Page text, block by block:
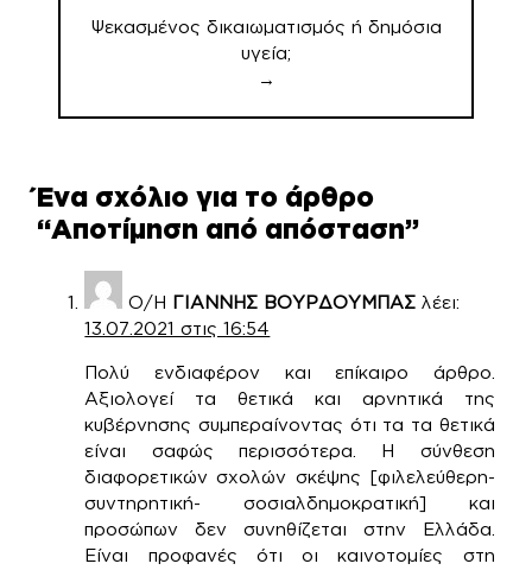
Ψεκασμένος δικαιωματισμός ή δημόσια
υγεία;
→
Ένα σχόλιο για το άρθρο
“Αποτίμηση από απόσταση”
Ο/Η ΓΙΑΝΝΗΣ ΒΟΥΡΔΟΥΜΠΑΣ λέει:
13.07.2021 στις 16:54
Πολύ ενδιαφέρον και επίκαιρο άρθρο.
Αξιολογεί τα θετικά και αρνητικά της
κυβέρνησης συμπεραίνοντας ότι τα τα θετικά
είναι σαφώς περισσότερα. Η σύνθεση
διαφορετικών σχολών σκέψης [φιλελεύθερη-
συντηρητική- σοσιαλδημοκρατική] και
προσώπων δεν συνηθίζεται στην Ελλάδα.
Είναι προφανές ότι οι καινοτομίες στη